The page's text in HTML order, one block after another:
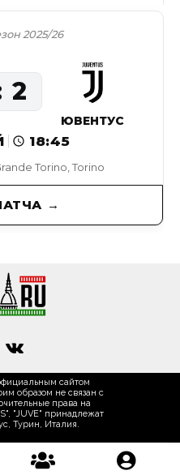
Torino, Torino
2025/26
18:45
2
ЮВЕНТУС
сайтом
образом не связан с
права на
"JUVE" принадлежат
Турин, Италия.